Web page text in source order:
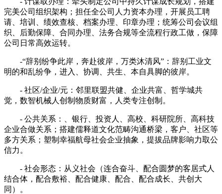
完美公司组织架构；担任全公司人力资本办理，开展员工聘
请、培训、绩效查核、档案办理、印章办理；统筹公司会议组
织、后勤保障、合同办理、法务合规等全流程行政工做，保障
公司日常高效运转。
-“辞别纷争此岸，奔赴彼岸，万类沐清风”：辞别工业文
明的和乱纷争，进入、协调、共生、本自具脚的彼岸。
- 社区/企业/元：邻里联盟共健、企业共富、哲学城共
觉，数智机械人创制物质财富，人类专注创制。
- 公共关系：、银行、投资人、高校、科研院所、高科技
企业合做关系；搭建儒释道文化范畴沟通桥梁，客户、社区等
多方关系；塑制幸福航母社会企业抽象，提拔品牌影响力取公
信力。
- 社会形态：从义社会（连合奋斗、配合圆梦的客居式人
结合体，配合敷裕、配合健康、配合、配合成长、共创大
同）。